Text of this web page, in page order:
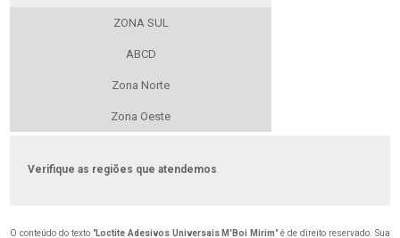
ZONA SUL
ABCD
Zona Norte
Zona Oeste
Verifique as regiões que atendemos
O conteúdo do texto "Loctite Adesivos Universais M'Boi Mirim" é de direito reservado. Sua